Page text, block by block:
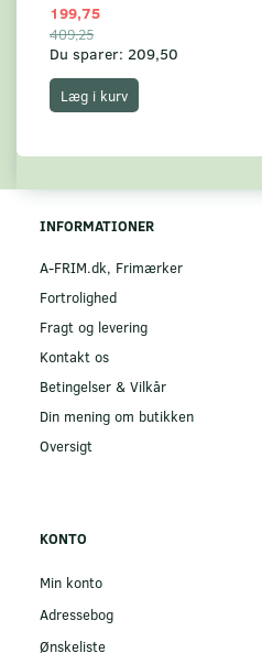
199,75
409,25
Du sparer: 209,50
Læg i kurv
INFORMATIONER
A-FRIM.dk, Frimærker
Fortrolighed
Fragt og levering
Kontakt os
Betingelser & Vilkår
Din mening om butikken
Oversigt
KONTO
Min konto
Adressebog
Ønskeliste